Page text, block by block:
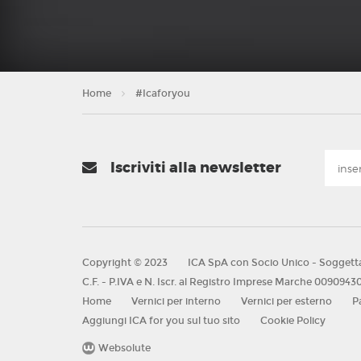
Home #Icaforyou
Iscriviti alla newsletter
Copyright © 2023
ICA SpA con Socio Unico -
C.F. - P.IVA e N. Iscr. al Registro Imprese Marche
Home
Vernici per interno Vernici per esterno
Aggiungi ICA for you sul tuo sito
Cookie Policy
Websolute